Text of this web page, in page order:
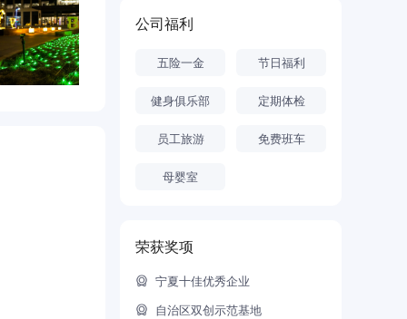
公司福利
五险一金 节日福利
健身俱乐部 定期体检
员工旅游 免费班车
母婴室
荣获奖项
宁夏十佳优秀企业
自治区双创示范基地